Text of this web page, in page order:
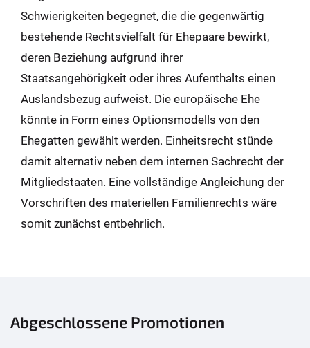
Schwierigkeiten begegnet, die die gegenwärtig
bestehende Rechtsvielfalt für Ehepaare bewirkt,
deren Beziehung aufgrund ihrer
Staatsangehörigkeit oder ihres Aufenthalts einen
Auslandsbezug aufweist. Die europäische Ehe
könnte in Form eines Optionsmodells von den
Ehegatten gewählt werden. Einheitsrecht stünde
damit alternativ neben dem internen Sachrecht der
Mitgliedstaaten. Eine vollständige Angleichung der
Vorschriften des materiellen Familienrechts wäre
somit zunächst entbehrlich.
Abgeschlossene Promotionen